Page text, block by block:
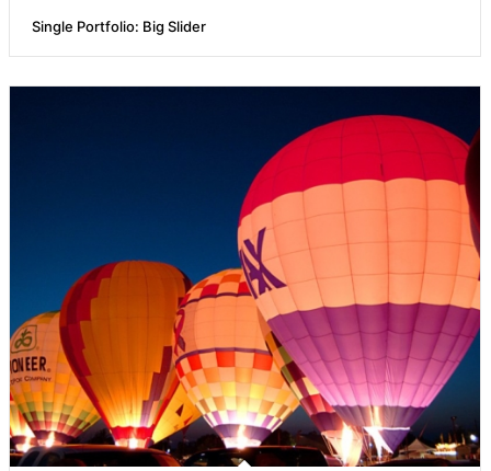
Single Portfolio: Big Slider